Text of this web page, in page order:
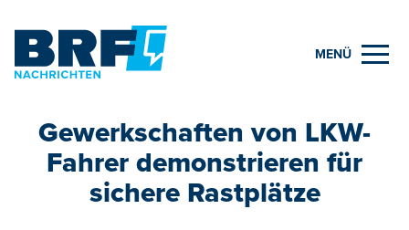
MENÜ
Gewerkschaften von LKW-
Fahrer demonstrieren für
sichere Rastplätze